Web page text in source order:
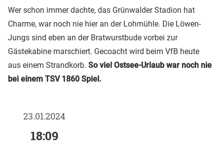
Wer schon immer dachte, das Grünwalder Stadion hat
Charme, war noch nie hier an der Lohmühle. Die Löwen-
Jungs sind eben an der Bratwurstbude vorbei zur
Gästekabine marschiert. Gecoacht wird beim VfB heute
aus einem Strandkorb. So viel Ostsee-Urlaub war noch nie
bei einem TSV 1860 Spiel.
23.01.2024
18:09